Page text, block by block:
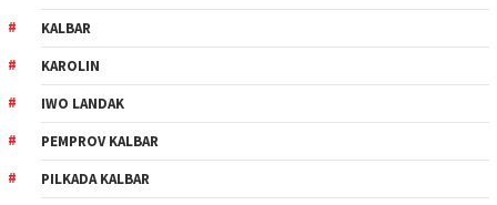
KALBAR
KAROLIN
IWO LANDAK
PEMPROV KALBAR
PILKADA KALBAR